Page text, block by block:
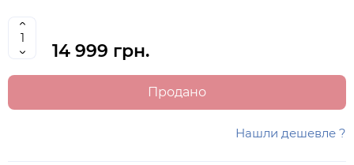
14 999 грн.
Продано
Нашли дешевле ?